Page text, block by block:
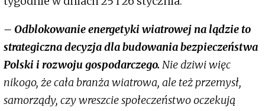
– Odblokowanie energetyki wiatrowej na lądzie to
strategiczna decyzja dla budowania bezpieczeństwa
Polski i rozwoju gospodarczego. Nie dziwi więc
nikogo, że cała branża wiatrowa, ale też przemysł,
samorządy, czy wreszcie społeczeństwo oczekują